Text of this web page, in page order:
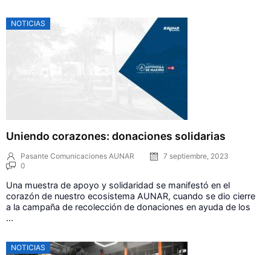
NOTICIAS
Uniendo corazones: donaciones solidarias
Pasante Comunicaciones AUNAR
7 septiembre, 2023
0
Una muestra de apoyo y solidaridad se manifestó en el
corazón de nuestro ecosistema AUNAR, cuando se dio cierre
a la campaña de recolección de donaciones en ayuda de los
...
NOTICIAS